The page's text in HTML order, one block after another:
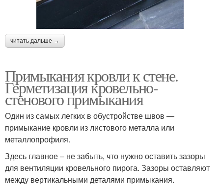
читать дальше →
Примыкания кровли к стене.
Герметизация кровельно-
стенового примыкания
Один из самых легких в обустройстве швов —
примыкание кровли из листового металла или
металлопрофиля.
Здесь главное – не забыть, что нужно оставить зазоры
для вентиляции кровельного пирога. Зазоры оставляют
между вертикальными деталями примыкания.